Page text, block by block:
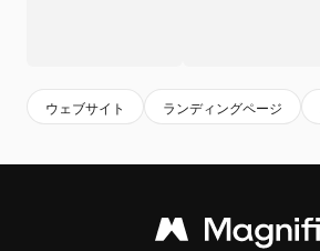
ウェブサイト ランディングページ